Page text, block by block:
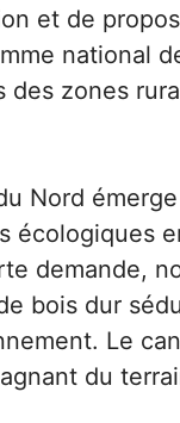
et de
national
zones
Nord
écologiques
demande,
bois dur
Le
du